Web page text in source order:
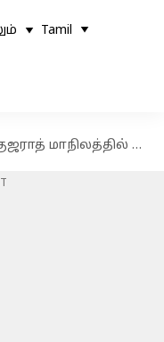
Tamil
மாநிலத்தில் நெஞ்சு வலியோடு பேருந்து ஓட்டி பயணிகளை இறக்கிவிட்ட பின் ஓட்டுநர் மரணம்